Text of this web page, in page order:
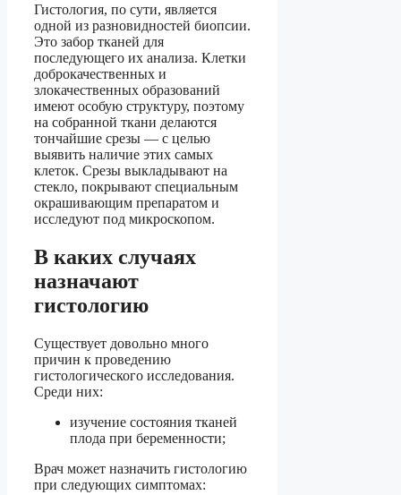
Гистология, по сути, является
одной из разновидностей биопсии.
Это забор тканей для
последующего их анализа. Клетки
доброкачественных и
злокачественных образований
имеют особую структуру, поэтому
на собранной ткани делаются
тончайшие срезы — с целью
выявить наличие этих самых
клеток. Срезы выкладывают на
стекло, покрывают специальным
окрашивающим препаратом и
исследуют под микроскопом.
В каких случаях
назначают
гистологию
Существует довольно много
причин к проведению
гистологического исследования.
Среди них:
изучение состояния тканей
плода при беременности;
Врач может назначить гистологию
при следующих симптомах: